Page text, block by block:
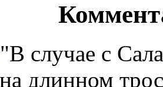
"В случае с
длинном